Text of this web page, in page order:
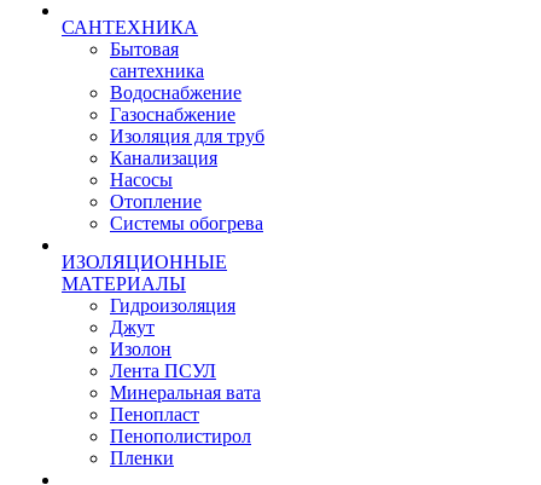
САНТЕХНИКА
Бытовая
сантехника
Водоснабжение
Газоснабжение
Изоляция для труб
Канализация
Насосы
Отопление
Системы обогрева
ИЗОЛЯЦИОННЫЕ
МАТЕРИАЛЫ
Гидроизоляция
Джут
Изолон
Лента ПСУЛ
Минеральная вата
Пенопласт
Пенополистирол
Пленки